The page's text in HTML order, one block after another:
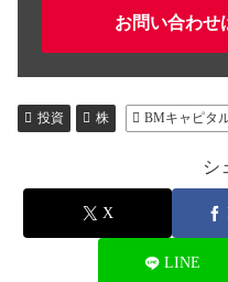
お問い合わせ
投資 株 BMキャピタ
シ
X
LINE